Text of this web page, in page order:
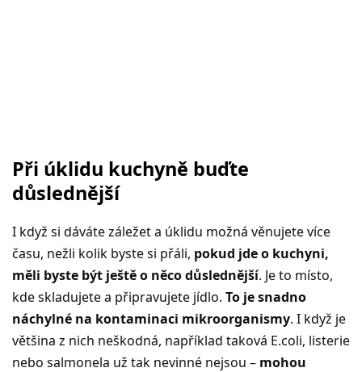
Při úklidu kuchyně buďte
důslednější
I když si dáváte záležet a úklidu možná věnujete více
času, nežli kolik byste si přáli, pokud jde o kuchyni,
měli byste být ještě o něco důslednější. Je to místo,
kde skladujete a připravujete jídlo. To je snadno
náchylné na kontaminaci mikroorganismy. I když je
většina z nich neškodná, například taková E.coli, listerie
nebo salmonela už tak nevinné nejsou – mohou